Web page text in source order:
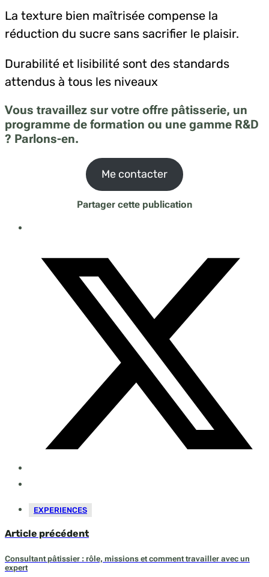
La texture bien maîtrisée compense la
réduction du sucre sans sacrifier le plaisir.
Durabilité et lisibilité sont des standards
attendus à tous les niveaux
Vous travaillez sur votre offre pâtisserie, un
programme de formation ou une gamme R&D
? Parlons-en.
Me contacter
Partager cette publication
EXPERIENCES
Article précédent
Consultant pâtissier : rôle, missions et comment travailler avec un
expert